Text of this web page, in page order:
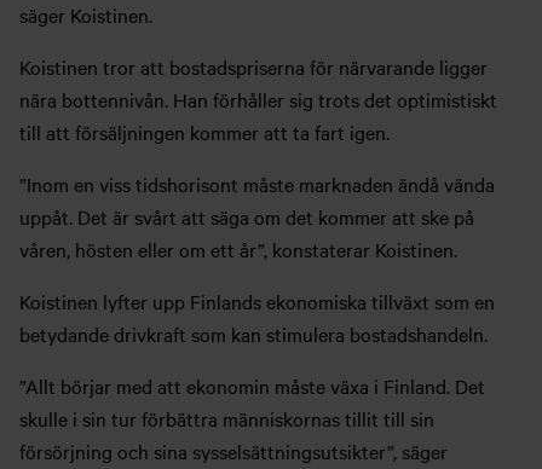
säger Koistinen.
Koistinen tror att bostadspriserna för närvarande ligger
nära bottennivån. Han förhåller sig trots det optimistiskt
till att försäljningen kommer att ta fart igen.
”Inom en viss tidshorisont måste marknaden ändå vända
uppåt. Det är svårt att säga om det kommer att ske på
våren, hösten eller om ett år”, konstaterar Koistinen.
Koistinen lyfter upp Finlands ekonomiska tillväxt som en
betydande drivkraft som kan stimulera bostadshandeln.
”Allt börjar med att ekonomin måste växa i Finland. Det
skulle i sin tur förbättra människornas tillit till sin
försörjning och sina sysselsättningsutsikter”, säger